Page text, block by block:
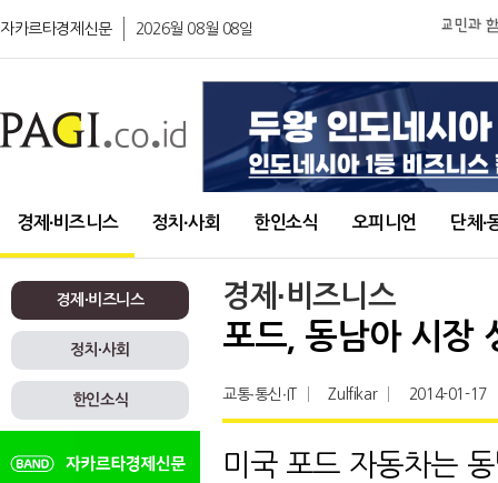
자카르타경제신문 2026월 08월 08일
경제∙비즈니스 정치∙사회 한인소식 오피니언 단체∙
경제∙비즈니스
정치∙사회
한인소식
경제∙비즈니스
포드, 동남아 시장
교통∙통신∙IT Zulfikar 2014-01-17
미국 포드 자동차는